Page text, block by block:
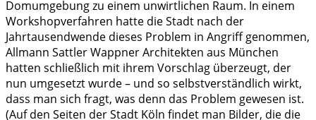
Domumgebung zu einem unwirtlichen Raum. In einem
Workshopverfahren hatte die Stadt nach der
Jahrtausendwende dieses Problem in Angriff genommen,
Allmann Sattler Wappner Architekten aus München
hatten schließlich mit ihrem Vorschlag überzeugt, der
nun umgesetzt wurde – und so selbstverständlich wirkt,
dass man sich fragt, was denn das Problem gewesen ist.
(Auf den Seiten der Stadt Köln findet man Bilder, die die